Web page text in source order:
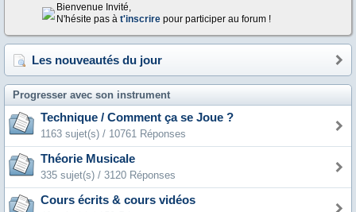
Bienvenue Invité,
N'hésite pas à t'inscrire pour participer au forum !
Les nouveautés du jour
Progresser avec son instrument
Technique / Comment ça se Joue ?
1163 sujet(s) / 10761 Réponses
Théorie Musicale
335 sujet(s) / 3120 Réponses
Cours écrits & cours vidéos